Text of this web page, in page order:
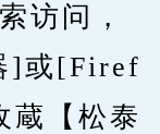
访问，
]或[Firef
蔵【松泰